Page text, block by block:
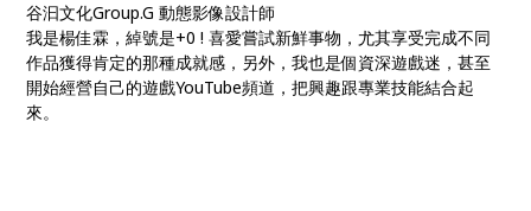
谷汩文化Group.G 動態影像設計師
我是楊佳霖，綽號是+0 ! 喜愛嘗試新鮮事物，尤其享受完成不同
作品獲得肯定的那種成就感，另外，我也是個資深遊戲迷，甚至
開始經營自己的遊戲YouTube頻道，把興趣跟專業技能結合起
來。